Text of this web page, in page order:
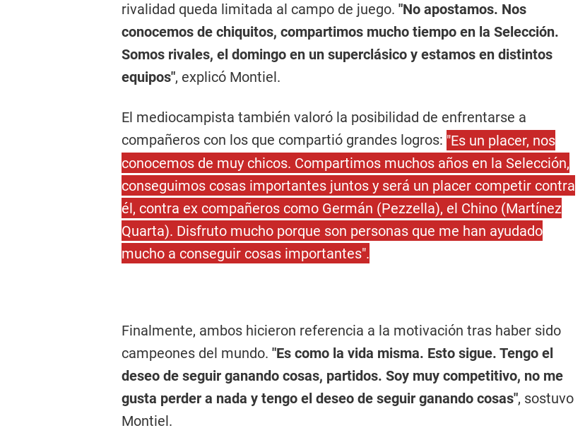
rivalidad queda limitada al campo de juego. "No apostamos. Nos
conocemos de chiquitos, compartimos mucho tiempo en la Selección.
Somos rivales, el domingo en un superclásico y estamos en distintos
equipos", explicó Montiel.
El mediocampista también valoró la posibilidad de enfrentarse a
compañeros con los que compartió grandes logros: "Es un placer, nos
conocemos de muy chicos. Compartimos muchos años en la Selección,
conseguimos cosas importantes juntos y será un placer competir contra
él, contra ex compañeros como Germán (Pezzella), el Chino (Martínez
Quarta). Disfruto mucho porque son personas que me han ayudado
mucho a conseguir cosas importantes".
Finalmente, ambos hicieron referencia a la motivación tras haber sido
campeones del mundo. "Es como la vida misma. Esto sigue. Tengo el
deseo de seguir ganando cosas, partidos. Soy muy competitivo, no me
gusta perder a nada y tengo el deseo de seguir ganando cosas", sostuvo
Montiel.